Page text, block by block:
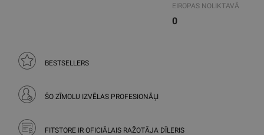
EIROPAS NOLIKTAVĀ
0
BESTSELLERS
ŠO ZĪMOLU IZVĒLAS PROFESIONĀĻI
FITSTORE IR OFICIĀLAIS RAŽOTĀJA DĪLERIS